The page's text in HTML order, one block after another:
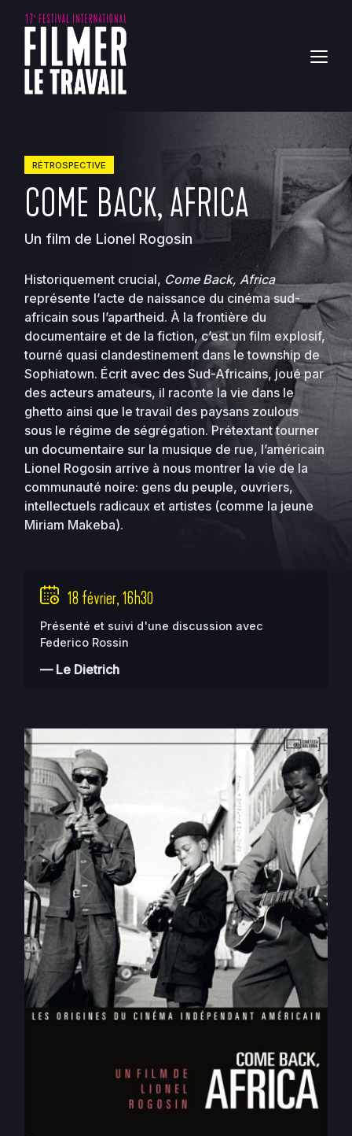
18 février, 16h30
Présenté et suivi d'une discussion avec
Federico Rossin
— Le Dietrich
RÉTROSPECTIVE
COME BACK, AFRICA
Un film de Lionel Rogosin
Historiquement crucial, Come Back, Africa
représente l’acte de naissance du cinéma sud-
africain sous l’apartheid. À la frontière du
documentaire et de la fiction, c’est un film explosif,
tourné quasi clandestinement dans le township de
Sophiatown. Écrit avec des Sud-Africains, joué par
des acteurs amateurs, il raconte la vie dans le
ghetto ainsi que le travail des paysans zoulous
sous le régime de ségrégation. Prétextant tourner
un documentaire sur la musique de rue, l’américain
Lionel Rogosin arrive à nous montrer la vie de la
communauté noire: gens du peuple, ouvriers,
intellectuels radicaux et artistes (comme la jeune
Miriam Makeba).